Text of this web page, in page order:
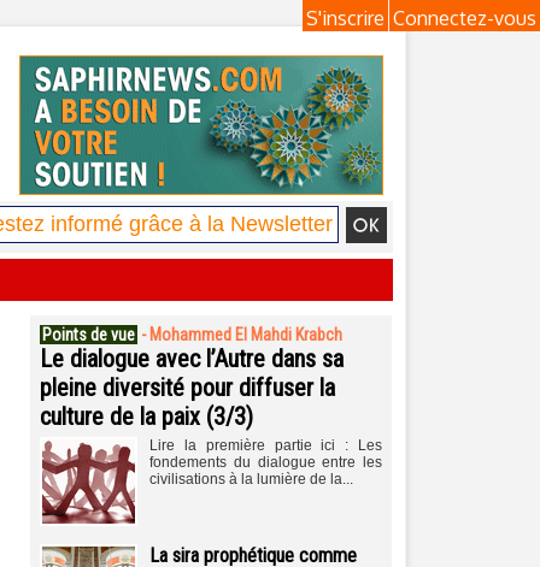
Connectez-vous
S'inscrire
Points de vue - Mohammed El Mahdi Krabch
Le dialogue avec l’Autre dans sa
pleine diversité pour diffuser la
culture de la paix (3/3)
Lire la première partie ici : Les
fondements du dialogue entre les
civilisations à la lumière de la...
La sira prophétique comme